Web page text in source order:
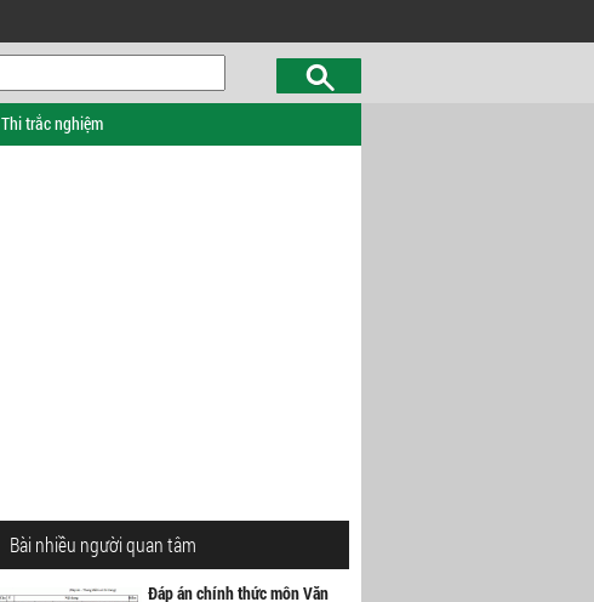
Thi trắc nghiệm
Bài nhiều người quan tâm
Đáp án chính thức môn Văn